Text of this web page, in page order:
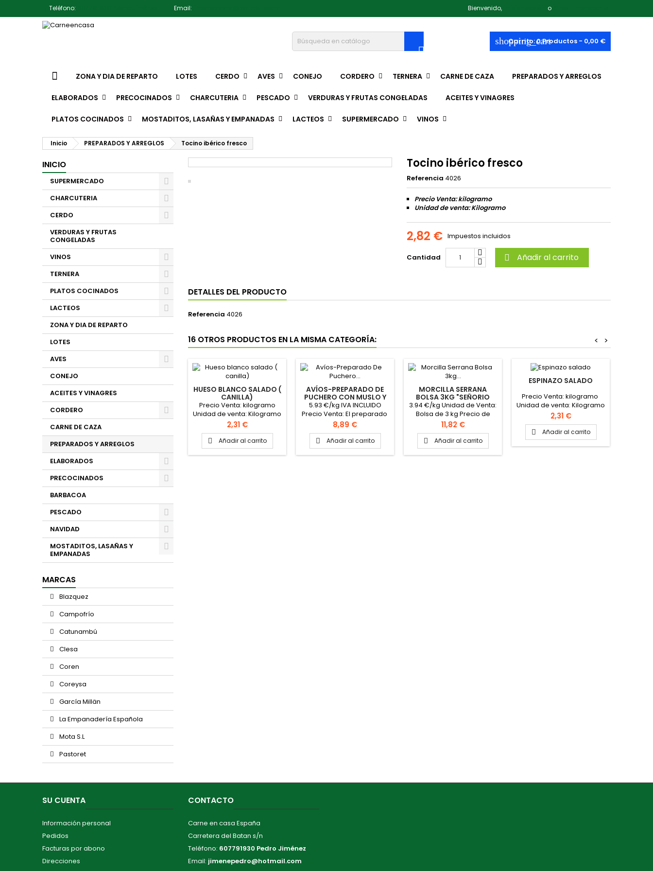
Teléfono: Email: Bienvenido, o
shopping_cart
Carrito:0Productos - 0,00 €

ZONA Y DIA DE REPARTO LOTES CERDO AVES CONEJO CORDERO TERNERA CARNE DE CAZA PREPARADOS Y ARREGLOS
ELABORADOS PRECOCINADOS CHARCUTERIA PESCADO VERDURAS Y FRUTAS CONGELADAS ACEITES Y VINAGRES
PLATOS COCINADOS MOSTADITOS, LASAÑAS Y EMPANADAS LACTEOS SUPERMERCADO VINOS
Inicio PREPARADOS Y ARREGLOS Tocino ibérico fresco
INICIO
SUPERMERCADO
CHARCUTERIA
CERDO
VERDURAS Y FRUTAS
CONGELADAS
VINOS
TERNERA
PLATOS COCINADOS
LACTEOS
ZONA Y DIA DE REPARTO
LOTES
AVES
CONEJO
ACEITES Y VINAGRES
CORDERO
CARNE DE CAZA
PREPARADOS Y ARREGLOS
ELABORADOS
PRECOCINADOS
BARBACOA
PESCADO
NAVIDAD
MOSTADITOS, LASAÑAS Y
EMPANADAS
MARCAS
Blazquez
Campofrío
Catunambú
Clesa
Coren
Coreysa
García Millän
La Empanadería Española
Mota S.L
Pastoret
Tocino ibérico fresco
Referencia 4026
Precio Venta: kilogramo
Unidad de venta: Kilogramo
2,82 € Impuestos incluidos
Cantidad  Añadir al carrito
DETALLES DEL PRODUCTO
Referencia 4026
16 OTROS PRODUCTOS EN LA MISMA CATEGORÍA: >
<
HUESO BLANCO SALADO (
CANILLA)
Precio Venta: kilogramo
Unidad de venta: Kilogramo
o el hueso
Precio
2,31 €
 Añadir al carrito
AVÍOS-PREPARADO DE
PUCHERO CON MUSLO Y
TERNERA
5.93 €/kg IVA INCLUIDO
Precio Venta: El preparado
Unidad de venta: El
preparado Peso
aproximado del preparado
1.5 kg
Precio
8,89 €
 Añadir al carrito
MORCILLA SERRANA
BOLSA 3KG "SEÑORIO
EXTREMEÑO"
3.94 €/kg Unidad de Venta:
Bolsa de 3 kg Precio de
venta: Bolsa de 3 kg
Precio
11,82 €
 Añadir al carrito
ESPINAZO SALADO
Precio Venta: kilogramo
Unidad de venta: Kilogramo
o pieza
Precio
2,31 €
 Añadir al carrito
SU CUENTA
Información personal
Pedidos
Facturas por abono
Direcciones
CONTACTO
Carne en casa España
Carretera del Batan s/n
Teléfono: 607791930 Pedro Jiménez
Email: jimenepedro@hotmail.com